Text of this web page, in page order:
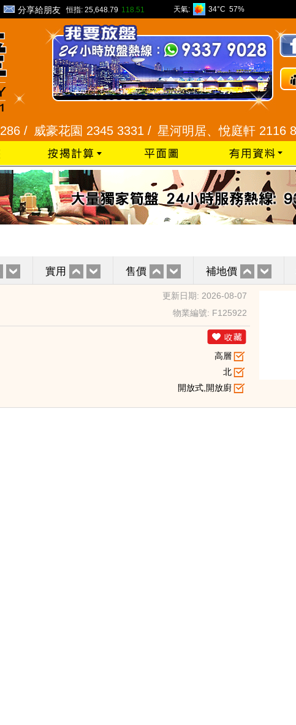
分享給朋友 恒指: 25,648.79 118.51 天氣: 34°C 57%
威豪花園 2345 3331 /星河明居、悅庭軒 2116 8008 /
實用 售價 補地價
更新日期: 2026-08-07
物業編號: F125922
高層
北
開放式,開放廚